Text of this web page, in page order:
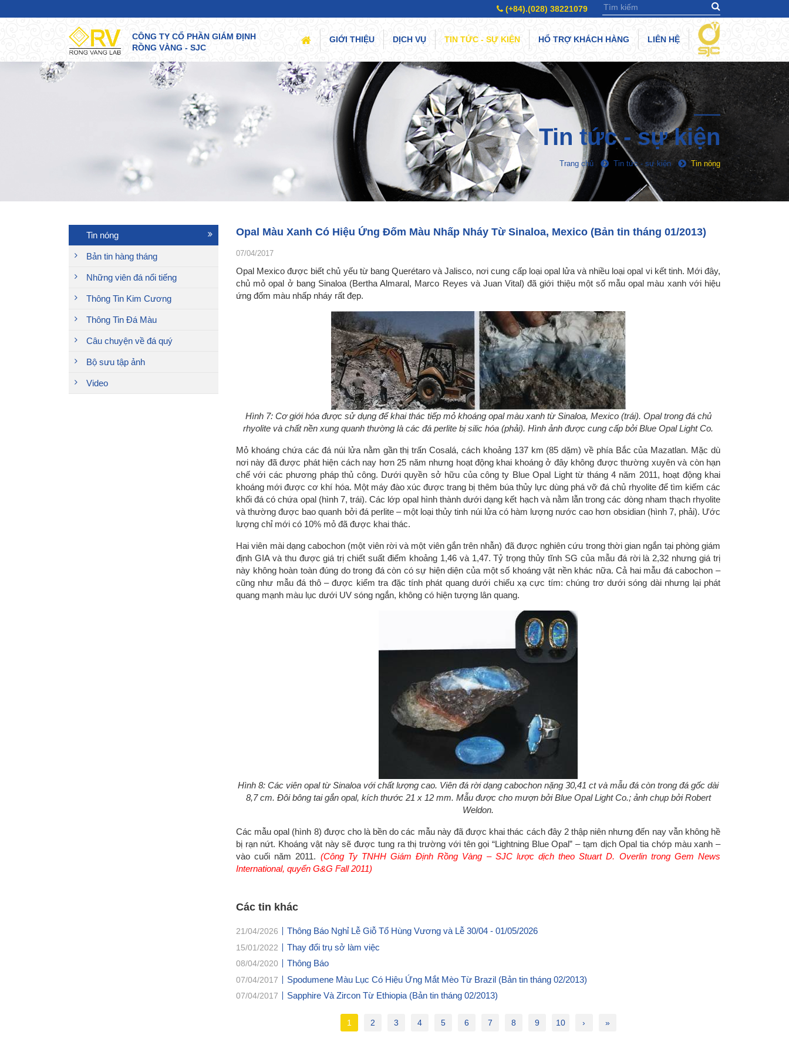
(+84).(028) 38221079
CÔNG TY CỔ PHẦN GIÁM ĐỊNH
RỒNG VÀNG - SJC
(CURRENT)
GIỚI THIỆU DỊCH VỤ TIN TỨC - SỰ KIỆN HỔ TRỢ KHÁCH HÀNG LIÊN HỆ
Tin tức - sự kiện
Trang chủ Tin tức - sự kiện Tin nóng
Tin nóng
Bản tin hàng tháng
Những viên đá nổi tiếng
Thông Tin Kim Cương
Thông Tin Đá Màu
Câu chuyện về đá quý
Bộ sưu tập ảnh
Video
Opal Màu Xanh Có Hiệu Ứng Đốm Màu Nhấp Nháy Từ Sinaloa, Mexico (Bản tin tháng 01/2013)
07/04/2017
Opal Mexico được biết chủ yếu từ bang Querétaro và Jalisco, nơi cung cấp loại opal lửa và nhiều loại opal vi kết tinh. Mới đây,
chủ mỏ opal ở bang Sinaloa (Bertha Almaral, Marco Reyes và Juan Vital) đã giới thiệu một số mẫu opal màu xanh với hiệu
ứng đốm màu nhấp nháy rất đẹp.
Hình 7: Cơ giới hóa được sử dụng để khai thác tiếp mỏ khoáng opal màu xanh từ Sinaloa, Mexico (trái). Opal trong đá chủ
rhyolite và chất nền xung quanh thường là các đá perlite bị silic hóa (phải). Hình ảnh được cung cấp bởi Blue Opal Light Co.
Mỏ khoáng chứa các đá núi lửa nằm gần thị trấn Cosalá, cách khoảng 137 km (85 dặm) về phía Bắc của Mazatlan. Mặc dù
nơi này đã được phát hiện cách nay hơn 25 năm nhưng hoạt động khai khoáng ở đây không được thường xuyên và còn hạn
chế với các phương pháp thủ công. Dưới quyền sở hữu của công ty Blue Opal Light từ tháng 4 năm 2011, hoạt động khai
khoáng mới được cơ khí hóa. Một máy đào xúc được trang bị thêm búa thủy lực dùng phá vỡ đá chủ rhyolite để tìm kiếm các
khối đá có chứa opal (hình 7, trái). Các lớp opal hình thành dưới dạng kết hạch và nằm lẫn trong các dòng nham thạch rhyolite
và thường được bao quanh bởi đá perlite – một loại thủy tinh núi lửa có hàm lượng nước cao hơn obsidian (hình 7, phải). Ước
lượng chỉ mới có 10% mỏ đã được khai thác.
Hai viên mài dạng cabochon (một viên rời và một viên gắn trên nhẫn) đã được nghiên cứu trong thời gian ngắn tại phòng giám
định GIA và thu được giá trị chiết suất điểm khoảng 1,46 và 1,47. Tỷ trọng thủy tĩnh SG của mẫu đá rời là 2,32 nhưng giá trị
này không hoàn toàn đúng do trong đá còn có sự hiện diện của một số khoáng vật nền khác nữa. Cả hai mẫu đá cabochon –
cũng như mẫu đá thô – được kiểm tra đặc tính phát quang dưới chiếu xạ cực tím: chúng trơ dưới sóng dài nhưng lại phát
quang mạnh màu lục dưới UV sóng ngắn, không có hiện tượng lân quang.
Hình 8: Các viên opal từ Sinaloa với chất lượng cao. Viên đá rời dạng cabochon nặng 30,41 ct và mẫu đá còn trong đá gốc dài
8,7 cm. Đôi bông tai gắn opal, kích thước 21 x 12 mm. Mẫu được cho mượn bởi Blue Opal Light Co.; ảnh chụp bởi Robert
Weldon.
Các mẫu opal (hình 8) được cho là bền do các mẫu này đã được khai thác cách đây 2 thập niên nhưng đến nay vẫn không hề
bị rạn nứt. Khoáng vật này sẽ được tung ra thị trường với tên gọi “Lightning Blue Opal” – tạm dịch Opal tia chớp màu xanh –
vào cuối năm 2011. (Công Ty TNHH Giám Định Rồng Vàng – SJC lược dịch theo Stuart D. Overlin trong Gem News
International, quyển G&G Fall 2011)
Các tin khác
21/04/2026 Thông Báo Nghỉ Lễ Giỗ Tổ Hùng Vương và Lễ 30/04 - 01/05/2026
15/01/2022 Thay đổi trụ sở làm việc
08/04/2020 Thông Báo
07/04/2017 Spodumene Màu Lục Có Hiệu Ứng Mắt Mèo Từ Brazil (Bản tin tháng 02/2013)
07/04/2017 Sapphire Và Zircon Từ Ethiopia (Bản tin tháng 02/2013)
1 2 3 4 5 6 7 8 9 10 › »